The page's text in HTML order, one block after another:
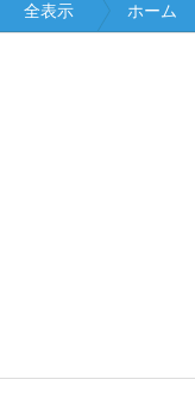
全表示 ホーム